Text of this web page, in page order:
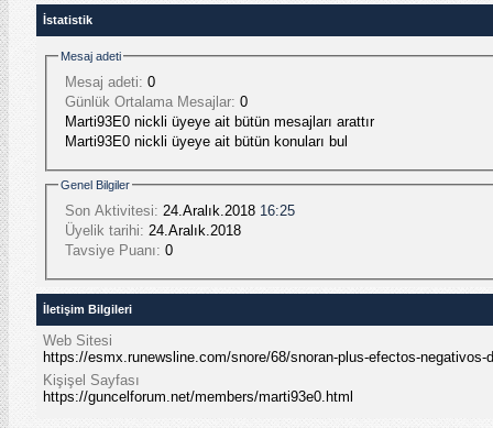
İstatistik
Mesaj adeti
Mesaj adeti: 0
Günlük Ortalama Mesajlar: 0
Marti93E0 nickli üyeye ait bütün mesajları arattır
Marti93E0 nickli üyeye ait bütün konuları bul
Genel Bilgiler
Son Aktivitesi: 24.Aralık.2018 16:25
Üyelik tarihi: 24.Aralık.2018
Tavsiye Puanı: 0
İletişim Bilgileri
Web Sitesi
https://esmx.runewsline.com/snore/68/snoran-plus-efectos-negativos-
Kişişel Sayfası
https://guncelforum.net/members/marti93e0.html